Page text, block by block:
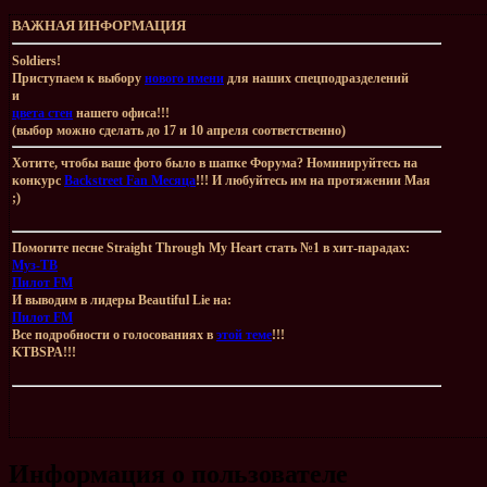
ВАЖНАЯ ИНФОРМАЦИЯ
Soldiers!
Приступаем к выбору нового имени для наших спецподразделений
и
цвета стен нашего офиса!!!
(выбор можно сделать до 17 и 10 апреля соответственно)
Хотите, чтобы ваше фото было в шапке Форума? Номинируйтесь на
конкурс Backstreet Fan Месяца!!! И любуйтесь им на протяжении Мая
;)
Помогите песне Straight Through My Heart стать №1 в хит-парадах:
Муз-ТВ
Пилот FM
И выводим в лидеры Beautiful Lie на:
Пилот FM
Все подробности о голосованиях в этой теме!!!
KTBSPA!!!
Информация о пользователе